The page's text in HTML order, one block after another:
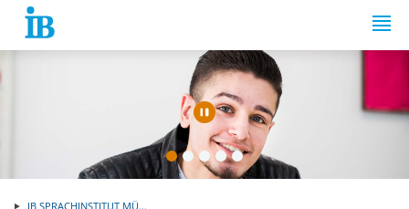
Springe zum Inhalt
Automatische
IB SPRACHINSTITUT MÜ...